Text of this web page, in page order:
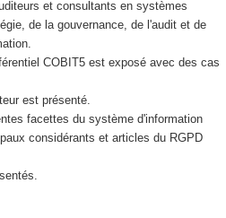
et consultants en systèmes
de la gouvernance, de l'audit et de
COBIT5 est exposé avec des cas
est présenté.
facettes du système d'information
considérants et articles du RGPD